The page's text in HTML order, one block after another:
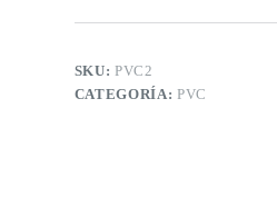
SKU:PVC2
CATEGORÍA: PVC